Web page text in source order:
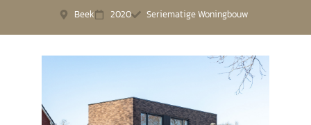
Beek 2020 Seriematige Woningbouw